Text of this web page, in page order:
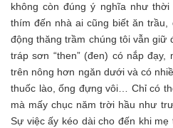
không còn đúng ý nghĩa như
thím đến nhà ai cũng biết ăn
động thăng trầm chúng tôi vẫn giữ
tráp sơn “then” (đen) có nắp
trên nông hơn ngăn dưới và có
thuốc lào, ống đựng vôi… Chỉ có
mà mấy chục năm trời hầu như
Sự việc ấy kéo dài cho đến khi